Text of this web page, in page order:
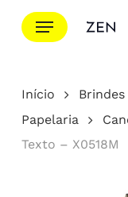
para
principal
Menu
Início
Papelaria
Texto – X0518M